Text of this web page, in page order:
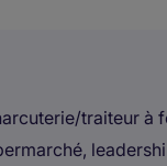
traiteur à